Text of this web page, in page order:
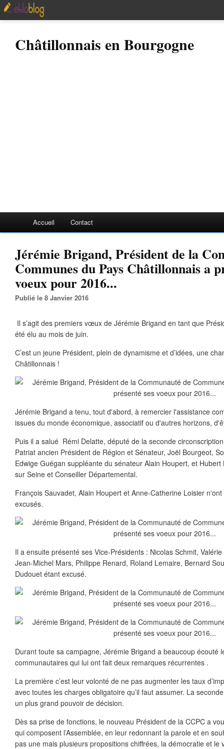
Châtillonnais en Bourgogne
Accueil Contact
Jérémie Brigand, Président de la
Communes du Pays Châtillonnais a
voeux pour 2016...
Publié le 8 Janvier 2016
Il s’agit des premiers vœux de Jérémie Brigand en tant que
été élu au mois de juin.
C’est un jeune Président, plein de dynamisme et d’idées, une
Châtillonnais !
Jérémie Brigand a tenu, tout d'abord, à remercier l'assistance
issues du monde économique, associatif ou d'autres horizons,
Puis il a salué Rémi Delatte, député de la seconde
Patriat ancien Président de Région et Sénateur, Joël Bourgeot,
Edwige Guégan suppléante du sénateur Alain Houpert, et
sur Seine et Conseiller Départemental.
François Sauvadet, Alain Houpert et Anne-Catherine Loisier
excusés.
Il a ensuite présenté ses Vice-Présidents : Nicolas Schmit,
Jean-Michel Mars, Philippe Renard, Roland Lemaire, Bernard
Dudouet étant excusé.
Durant toute sa campagne, Jérémie Brigand a beaucoup écouté
communautaires qui lui ont fait deux remarques récurrentes .
La première c’est leur volonté de ne pas augmenter les taux
avec toutes les charges obligatoire qu’il faut assumer. La
un plus grand pouvoir de décision.
Dès sa prise de fonctions, le nouveau Président de la CCPC a
qui composent l’Assemblée, en leur redonnant la parole et en
pas une mais plusieurs propositions chiffrées, la démocratie et le